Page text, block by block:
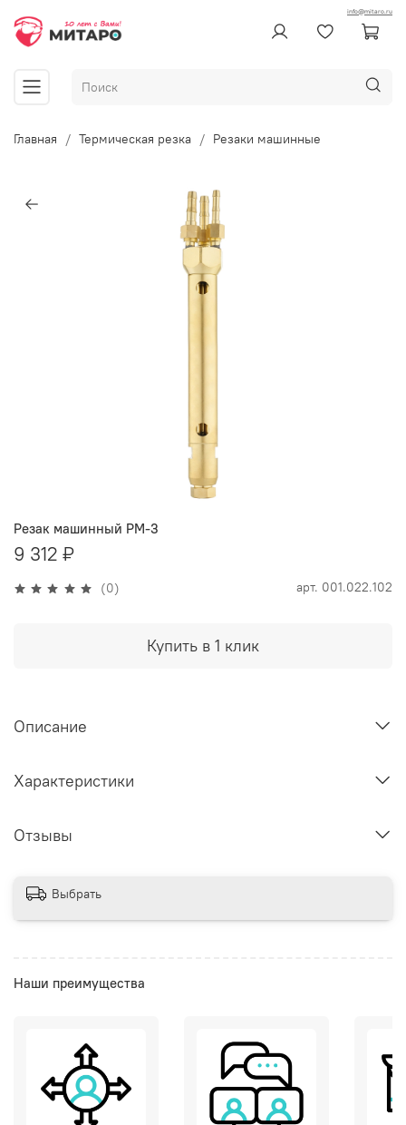
info@mitaro.ru
Главная Термическая резка Резаки машинные
(0) арт. 001.022.102
Резак машинный РМ-3
9 312 ₽
Купить в 1 клик
Описание
Характеристики
Отзывы
Выбрать
Наши преимущества